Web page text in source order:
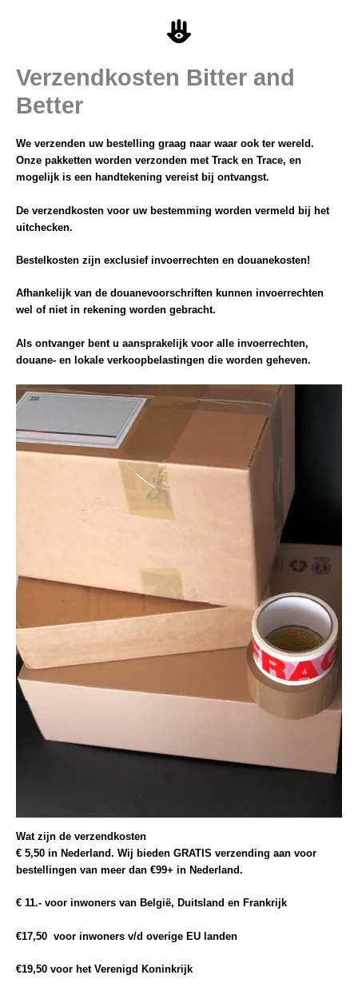
Verzendkosten Bitter and
Better
We verzenden uw bestelling graag naar waar ook ter wereld.
Onze pakketten worden verzonden met Track en Trace, en
mogelijk is een handtekening vereist bij ontvangst.
De verzendkosten voor uw bestemming worden vermeld bij het
uitchecken.
Bestelkosten zijn exclusief invoerrechten en douanekosten!
Afhankelijk van de douanevoorschriften kunnen invoerrechten
wel of niet in rekening worden gebracht.
Als ontvanger bent u aansprakelijk voor alle invoerrechten,
douane- en lokale verkoopbelastingen die worden geheven.
Wat zijn de verzendkosten
€ 5,50 in Nederland. Wij bieden GRATIS verzending aan voor
bestellingen van meer dan €99+ in Nederland.
€ 11.- voor inwoners van België, Duitsland en Frankrijk
€17,50 voor inwoners v/d overige EU landen
€19,50 voor het Verenigd Koninkrijk